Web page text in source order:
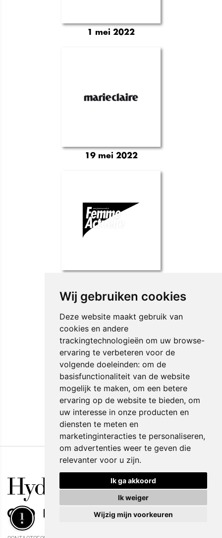
Wij gebruiken cookies
Deze website maakt gebruik van
cookies en andere
trackingtechnologieën om uw browse-
ervaring te verbeteren voor de
volgende doeleinden: om de
basisfunctionaliteit van de website
mogelijk te maken, om een betere
ervaring op de website te bieden, om
uw interesse in onze producten en
diensten te meten en
marketinginteracties te personaliseren,
om advertenties weer te geven die
relevanter voor u zijn.
Ik ga akkoord
Ik weiger
Wijzig mijn voorkeuren
1 mei 2022
19 mei 2022
12 juni 2022